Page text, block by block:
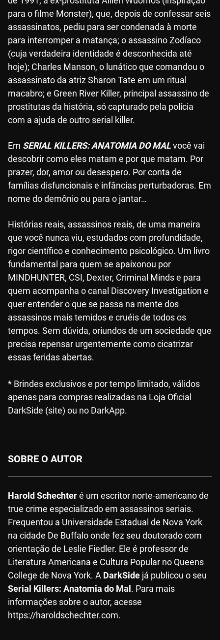
para o filme Monster), que, depois de confessar seis
assassinatos, pediu para ser condenada à morte
para interromper a matança; o assassino Zodíaco
(cuja verdadeira identidade é desconhecida até
hoje); Charles Manson, o lunático que comandou o
assassinato da atriz Sharon Tate em um ritual
macabro; e Green River Killer, principal assassino de
prostitutas da história, só capturado pela polícia
com a ajuda de outro serial killer.
Em SERIAL KILLERS: ANATOMIA DO MALvocê vai
descobrir como eles matam e por que matam. Por
prazer, dor, amor ou desespero. Por conta de
famílias disfuncionais e infâncias perturbadoras. Em
nome do demônio ou para o jantar…
Histórias reais, assassinos reais, de uma maneira
que você nunca viu, estudados com profundidade,
rigor científico e conhecimento psicológico. Um livro
fundamental para quem se apaixonou por
MINDHUNTER, CSI, Dexter, Criminal Minds e para
quem acompanha o canal Discovery Investigation e
quer entender o que se passa na mente dos
assassinos mais temidos e cruéis de todos os
tempos. Sem dúvida, oriundos de um sociedade que
precisa repensar urgentemente como cicatrizar
essas feridas abertas.
* Brindes exclusivos e por tempo limitado, válidos
apenas para compras realizadas na Loja Oficial
DarkSide (site) ou no DarkApp.
SOBRE O AUTOR
Harold Schechteré um escritor norte-americano de
true crime especializado em assassinos seriais.
Frequentou a Universidade Estadual de Nova York
na cidade De Buffalo onde fez seu doutorado com
orientação de Leslie Fiedler. Ele é professor de
Literatura Americana e Cultura Popular no Queens
College de Nova York. A DarkSide já publicou o seu
Serial Killers: Anatomia do Mal . Para mais
informações sobre o autor, acesse
https://haroldschechter.com.